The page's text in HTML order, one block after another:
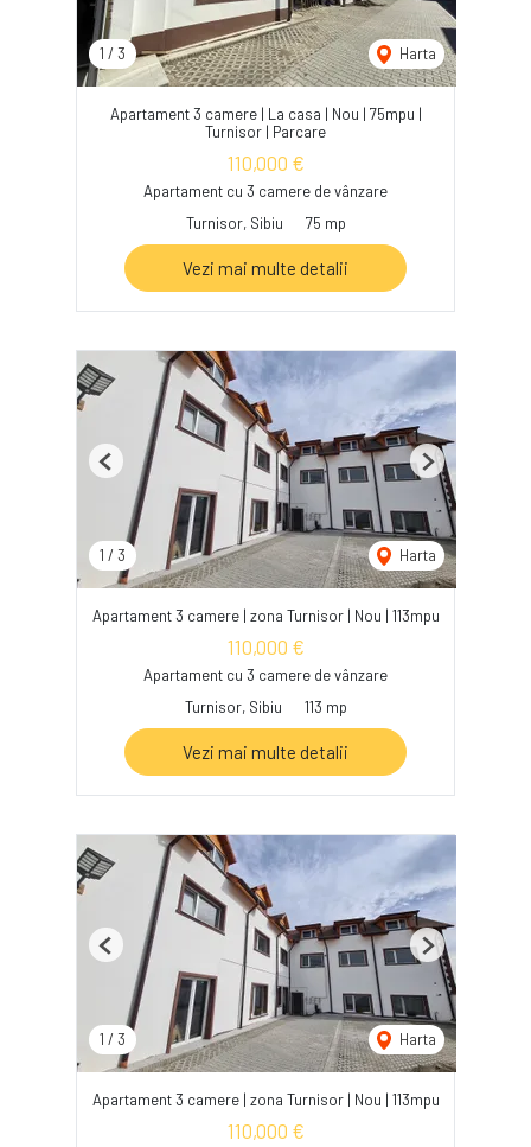
1 / 3 Harta
Apartament 3 camere | La casa | Nou | 75mpu |
Turnisor | Parcare
110,000 €
Apartament cu 3 camere de vânzare
Turnisor, Sibiu
75 mp
Vezi mai multe detalii
1 / 3 Harta
Previous Next
Apartament 3 camere | zona Turnisor | Nou | 113mpu
110,000 €
Apartament cu 3 camere de vânzare
Turnisor, Sibiu
113 mp
Vezi mai multe detalii
1 / 3 Harta
Previous Next
Apartament 3 camere | zona Turnisor | Nou | 113mpu
110,000 €